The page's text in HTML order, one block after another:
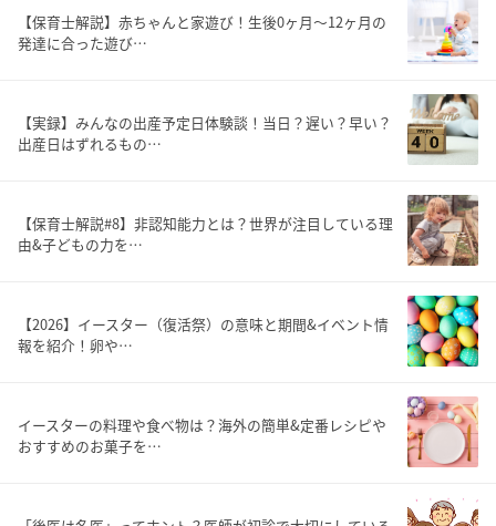
【保育士解説】赤ちゃんと家遊び！生後0ヶ月～12ヶ月の
発達に合った遊び…
【実録】みんなの出産予定日体験談！当日？遅い？早い？
出産日はずれるもの…
【保育士解説#8】非認知能力とは？世界が注目している理
由&子どもの力を…
【2026】イースター（復活祭）の意味と期間&イベント情
報を紹介！卵や…
イースターの料理や食べ物は？海外の簡単&定番レシピや
おすすめのお菓子を…